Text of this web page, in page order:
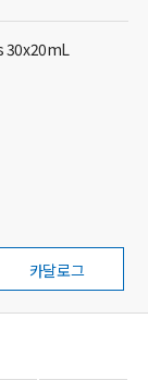
30x20mL
카달로그